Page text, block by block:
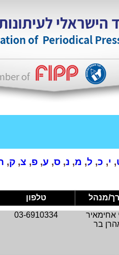
, י, כ, ל, מ, נ, ס, ע, פ, צ, ק,
מנהל טלפון
אחימאיר
בר
03-6910334